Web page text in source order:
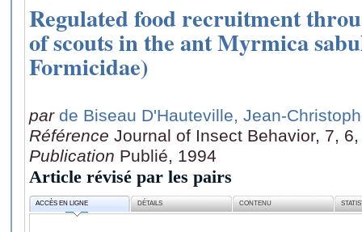
Regulated food recruitment
of scouts in the ant Myrmica
Formicidae)
par de Biseau D'Hauteville, Jean-
Référence Journal of Insect Behavior, 7,
Publication Publié, 1994
Article révisé par les pairs
ACCÈS EN LIGNE DÉTAILS CONTENU